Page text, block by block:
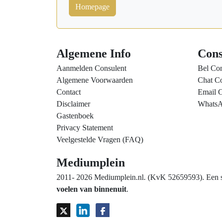
Homepage
Algemene Info
Aanmelden Consulent
Algemene Voorwaarden
Contact
Disclaimer
Gastenboek
Privacy Statement
Veelgestelde Vragen (FAQ)
Bel
Chat
Email
Mediumplein
2011- 2026 Mediumplein.nl. (KvK 52659593).
voelen van binnenuit.